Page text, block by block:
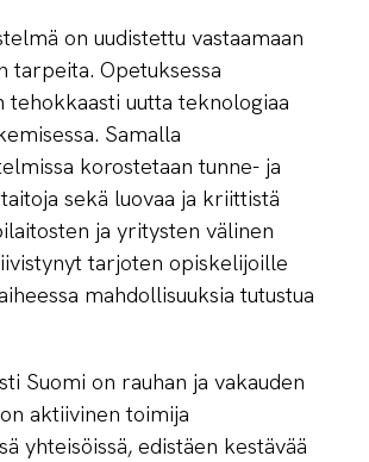
on uudistettu vastaamaan
tarpeita. Opetuksessa
tehokkaasti uutta teknologiaa
Samalla
korostetaan tunne- ja
sekä luovaa ja kriittistä
ja yritysten välinen
tarjoten opiskelijoille
mahdollisuuksia tutustua
Suomi on rauhan ja vakauden
aktiivinen toimija
yhteisöissä, edistäen kestävää